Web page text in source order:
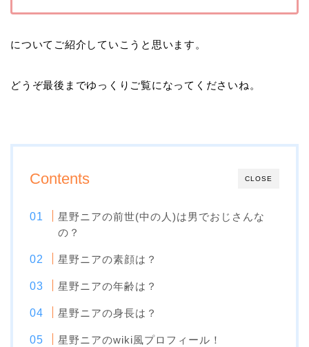
についてご紹介していこうと思います。
どうぞ最後までゆっくりご覧になってくださいね。
CLOSE
Contents
星野ニアの前世(中の人)は男でおじさんな
の？
星野ニアの素顔は？
星野ニアの年齢は？
星野ニアの身長は？
星野ニアのwiki風プロフィール！